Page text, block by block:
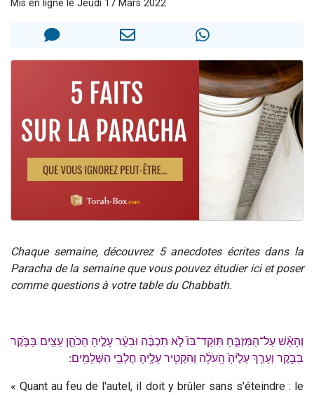
Il reste 49 places pour étudier en groupe sur Zoom
Eva vient de donner son Maasser
Mis en ligne le Jeudi 17 Mars 2022
Chaque semaine, découvrez 5 anecdotes écrites dans la
Paracha de la semaine que vous pouvez étudier ici et poser
comme questions à votre table du Chabbath.
וְהָאֵ֨שׁ עַל־הַמִּזְבֵּ֤חַ תּֽוּקַד־בּוֹ֙ לֹ֣א תִכְבֶּ֔ה וּבִעֵ֨ר עָלֶ֧יהָ הַכֹּהֵ֛ן עֵצִ֖ים בַּבֹּ֣קֶר
בַּבֹּ֑קֶר וְעָרַ֤ךְ עָלֶ֙יהָ֙ הָֽעֹלָ֔ה וְהִקְטִ֥יר עָלֶ֖יהָ חֶלְבֵ֥י הַשְּׁלָמִֽים ׃
« Quant au feu de l'autel, il doit y brûler sans s'éteindre : le